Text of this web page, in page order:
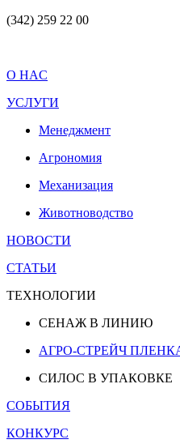
(342) 259 22 00
O HAC
УСЛУГИ
Менеджмент
Агрономия
Механизация
Животноводство
НОВОСТИ
СТАТЬИ
ТЕХНОЛОГИИ
СЕНАЖ В ЛИНИЮ
АГРО-СТРЕЙЧ
СИЛОС В УПАКОВКЕ
СОБЫТИЯ
КОНКУРС